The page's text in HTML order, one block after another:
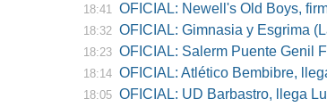
18:41 OFICIAL: Newell's Old Boys, firma Mateo
18:32 OFICIAL: Gimnasia y Esgrima
18:23 OFICIAL: Salerm Puente Genil
18:14 OFICIAL: Atlético Bembibre,
18:05 OFICIAL: UD Barbastro, llega